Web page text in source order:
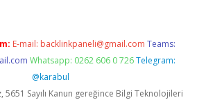
E-mail: backlinkpaneli@gmail.com Teams:
Whatsapp: 0262 606 0 726 Telegram:
@karabul
5651 Sayılı Kanun gereğince Bilgi Teknolojileri